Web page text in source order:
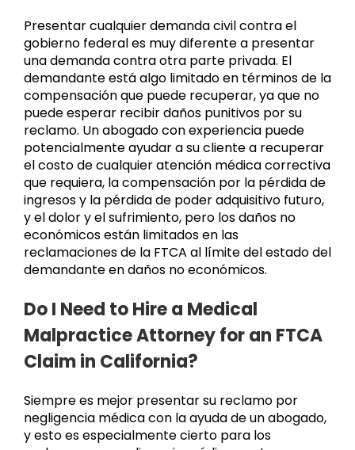
Presentar cualquier demanda civil contra el
gobierno federal es muy diferente a presentar
una demanda contra otra parte privada. El
demandante está algo limitado en términos de la
compensación que puede recuperar, ya que no
puede esperar recibir daños punitivos por su
reclamo. Un abogado con experiencia puede
potencialmente ayudar a su cliente a recuperar
el costo de cualquier atención médica correctiva
que requiera, la compensación por la pérdida de
ingresos y la pérdida de poder adquisitivo futuro,
y el dolor y el sufrimiento, pero los daños no
económicos están limitados en las
reclamaciones de la FTCA al límite del estado del
demandante en daños no económicos.
Do I Need to Hire a Medical
Malpractice Attorney for an FTCA
Claim in California?
Siempre es mejor presentar su reclamo por
negligencia médica con la ayuda de un abogado,
y esto es especialmente cierto para los